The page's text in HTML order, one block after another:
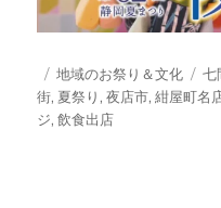
投
稿
日:
カ
テ
ゴ
地域のお祭り＆文化
タ
グ
七
街, 夏祭り,夜店市,紺屋町名
ジ,飲食出店